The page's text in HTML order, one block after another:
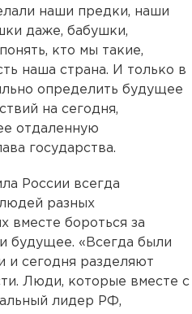
наши предки, наши
даже, бабушки,
кто мы такие,
наша страна. И только в
определить будущее
на сегодня,
отдаленную
государства.
России всегда
разных
вместе бороться за
будущее. «Всегда были
и сегодня разделяют
Люди, которые вместе с
лидер РФ,